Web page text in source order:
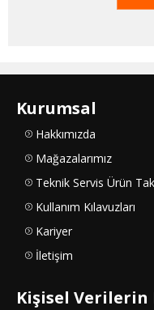
Kurumsal
Hakkımızda
Mağazalarımız
Teknik Servis Ürün
Kullanım Kılavuzları
Kariyer
İletişim
Kişisel Verilerin